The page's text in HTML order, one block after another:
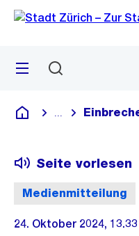
Navigation
Sprunglink
Menü
Deutsch
Blende alle
Medienmitteilung
Seite vorlesen
24. Oktober 2024,